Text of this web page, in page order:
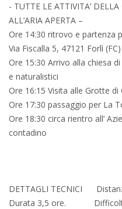
- TUTTE LE ATTIVITA’
ALL’ARIA APERTA –
Ore 14:30 ritrovo e partenza
Via Fiscalla 5, 47121 Forlì (FC)
Ore 15:30 Arrivo alla chiesa
e naturalistici
Ore 16:15 Visita alle Grotte di
Ore 17:30 passaggio per La
Ore 18:30 circa rientro all’
contadino
DETTAGLI TECNICI
Durata 3,5 ore.